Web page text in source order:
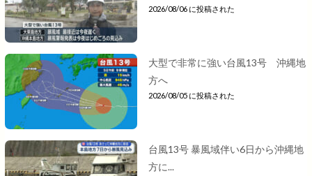
2026/08/06 に投稿された
大型で非常に強い台風13号 沖縄地
方へ
2026/08/05 に投稿された
台風13号 暴風域伴い6日から沖縄地
方に...